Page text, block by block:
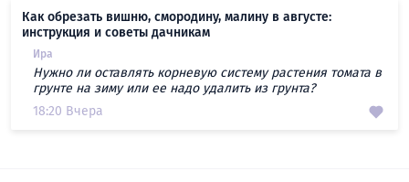
Как обрезать вишню, смородину, малину в августе:
инструкция и советы дачникам
Ира
Нужно ли оставлять корневую систему растения томата в
грунте на зиму или ее надо удалить из грунта?
18:20 Вчера